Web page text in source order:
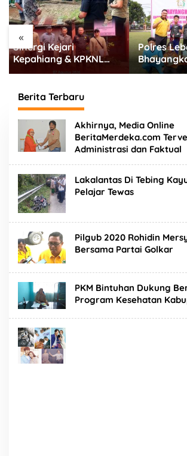
«
Polres Lebong dan
Bhayangkari
Meriahkan HUT RI ke-
Asuhan
295
Selatan
Seni
Berita Terbaru
r
n
a
l
i
s
B
e
n
k
u
l
Akhirnya, Media Online
BeritaMerdeka.com
Administrasi dan Faktual
Lakalantas Di Tebing
Pelajar Tewas
Pilgub 2020 Rohidin
Bersama Partai Golkar
PKM Bintuhan Dukung
Program Kesehatan